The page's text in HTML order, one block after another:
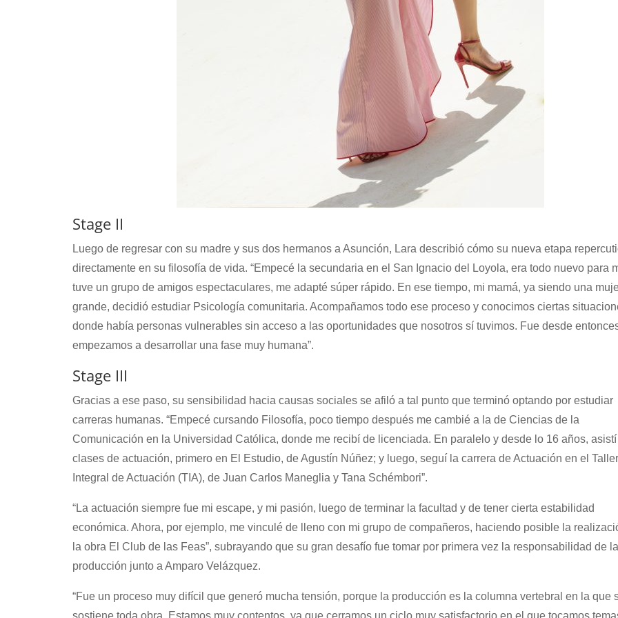
Stage II
Luego de regresar con su madre y sus dos hermanos a Asunción, Lara describió cómo su nueva etapa
directamente en su filosofía de vida. “Empecé la secundaria en el San Ignacio del Loyola, era todo nuevo para
tuve un grupo de amigos espectaculares, me adapté súper rápido. En ese tiempo, mi mamá, ya siendo una
grande, decidió estudiar Psicología comunitaria. Acompañamos todo ese proceso y conocimos ciertas
donde había personas vulnerables sin acceso a las oportunidades que nosotros sí tuvimos. Fue desde
empezamos a desarrollar una fase muy humana”.
Stage III
Gracias a ese paso, su sensibilidad hacia causas sociales se afiló a tal punto que terminó optando por estudiar
carreras humanas. “Empecé cursando Filosofía, poco tiempo después me cambié a la de Ciencias de la
Comunicación en la Universidad Católica, donde me recibí de licenciada. En paralelo y desde lo 16 años, asistí
clases de actuación, primero en El Estudio, de Agustín Núñez; y luego, seguí la carrera de Actuación en el Taller
Integral de Actuación (TIA), de Juan Carlos Maneglia y Tana Schémbori”.
“La actuación siempre fue mi escape, y mi pasión, luego de terminar la facultad y de tener cierta estabilidad
económica. Ahora, por ejemplo, me vinculé de lleno con mi grupo de compañeros, haciendo posible la
la obra El Club de las Feas”, subrayando que su gran desafío fue tomar por primera vez la responsabilidad de la
producción junto a Amparo Velázquez.
“Fue un proceso muy difícil que generó mucha tensión, porque la producción es la columna vertebral en la que
sostiene toda obra. Estamos muy contentos, ya que cerramos un ciclo muy satisfactorio en el que tocamos